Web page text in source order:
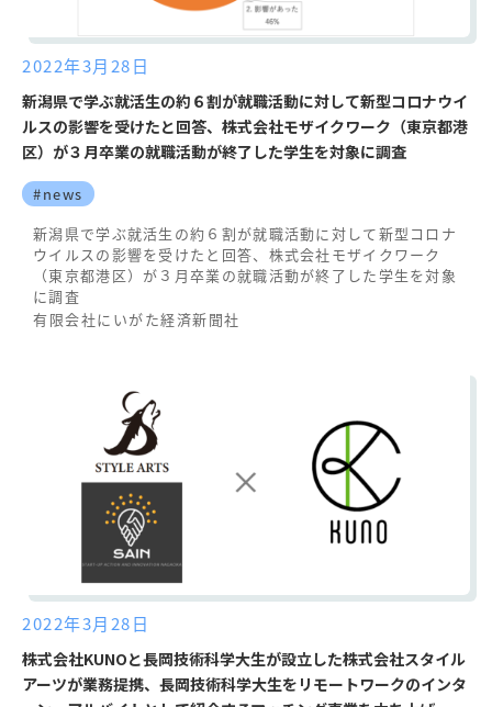
2022年3月28日
新潟県で学ぶ就活生の約６割が就職活動に対して新型コロナウイ
ルスの影響を受けたと回答、株式会社モザイクワーク（東京都港
区）が３月卒業の就職活動が終了した学生を対象に調査
#news
新潟県で学ぶ就活生の約６割が就職活動に対して新型コロナ
ウイルスの影響を受けたと回答、株式会社モザイクワーク
（東京都港区）が３月卒業の就職活動が終了した学生を対象
に調査
有限会社にいがた経済新聞社
2022年3月28日
株式会社KUNOと長岡技術科学大生が設立した株式会社スタイル
アーツが業務提携、長岡技術科学大生をリモートワークのインタ